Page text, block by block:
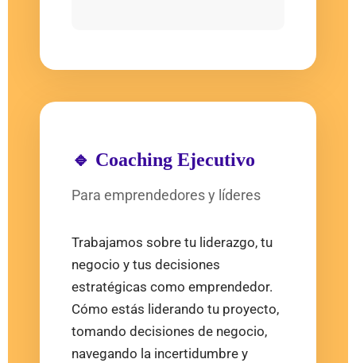
🔹 Coaching Ejecutivo
Para emprendedores y líderes
Trabajamos sobre tu liderazgo, tu
negocio y tus decisiones
estratégicas como emprendedor.
Cómo estás liderando tu proyecto,
tomando decisiones de negocio,
navegando la incertidumbre y